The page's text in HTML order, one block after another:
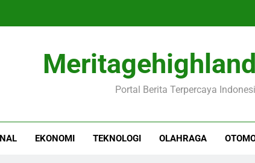
Tren
Komisi I
Portal Berita Terpercaya
EKONOMI TEKNOLOGI OLAHRAGA